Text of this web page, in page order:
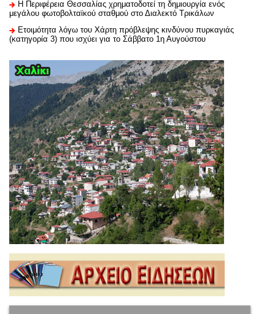
H Περιφέρεια Θεσσαλίας χρηματοδοτεί τη δημιουργία ενός
μεγάλου φωτοβολταϊκού σταθμού στο Διαλεκτό Τρικάλων
Ετοιμότητα λόγω του Χάρτη πρόβλεψης κινδύνου πυρκαγιάς
(κατηγορία 3) που ισχύει για το Σάββατο 1η Αυγούστου